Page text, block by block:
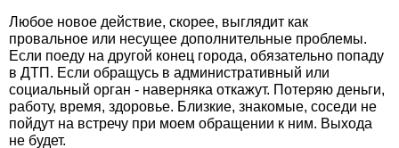
Любое новое действие, скорее, выглядит как
провальное или несущее дополнительные проблемы.
Если поеду на другой конец города, обязательно попаду
в ДТП. Если обращусь в административный или
социальный орган - наверняка откажут. Потеряю деньги,
работу, время, здоровье. Близкие, знакомые, соседи не
пойдут на встречу при моем обращении к ним. Выхода
не будет.